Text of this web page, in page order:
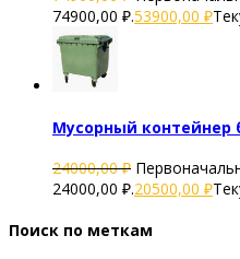
74900,00 ₽.53900,00 ₽
Мусорный контейнер
24000,00₽
24000,00 ₽.20500,00 ₽
Поиск по меткам